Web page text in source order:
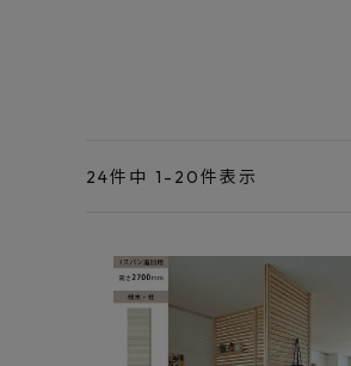
FAX注文はこちらから
24件中 1 - 20件表示